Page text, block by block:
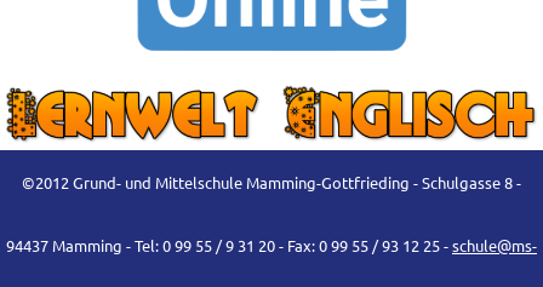
©2012 Grund- und Mittelschule Mamming-Gottfrieding - Schulgasse 8 -
94437 Mamming - Tel: 0 99 55 / 9 31 20 - Fax: 0 99 55 / 93 12 25 -schule@ms-